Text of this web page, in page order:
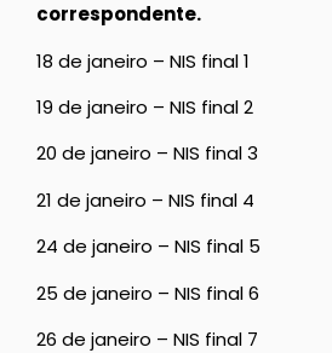
correspondente.
18 de janeiro – NIS final 1
19 de janeiro – NIS final 2
20 de janeiro – NIS final 3
21 de janeiro – NIS final 4
24 de janeiro – NIS final 5
25 de janeiro – NIS final 6
26 de janeiro – NIS final 7